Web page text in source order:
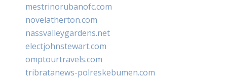
mestrinorubanofc.com
novelatherton.com
nassvalleygardens.net
electjohnstewart.com
omptourtravels.com
tribratanews-polreskebumen.com